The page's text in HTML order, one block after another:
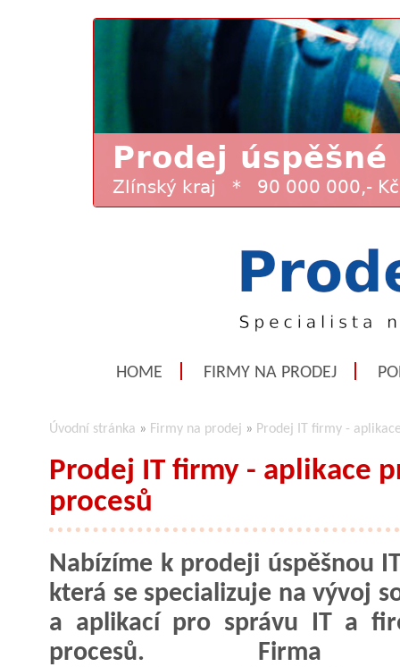
HOME FIRMY NA PRODEJ
Úvodní stránka » Firmy na prodej » Prodej IT firmy -
Prodej IT firmy - aplikace
procesů
Nabízíme k prodeji úspěšnou
která se specializuje na vývoj
a aplikací pro správu IT a
procesů. Firma